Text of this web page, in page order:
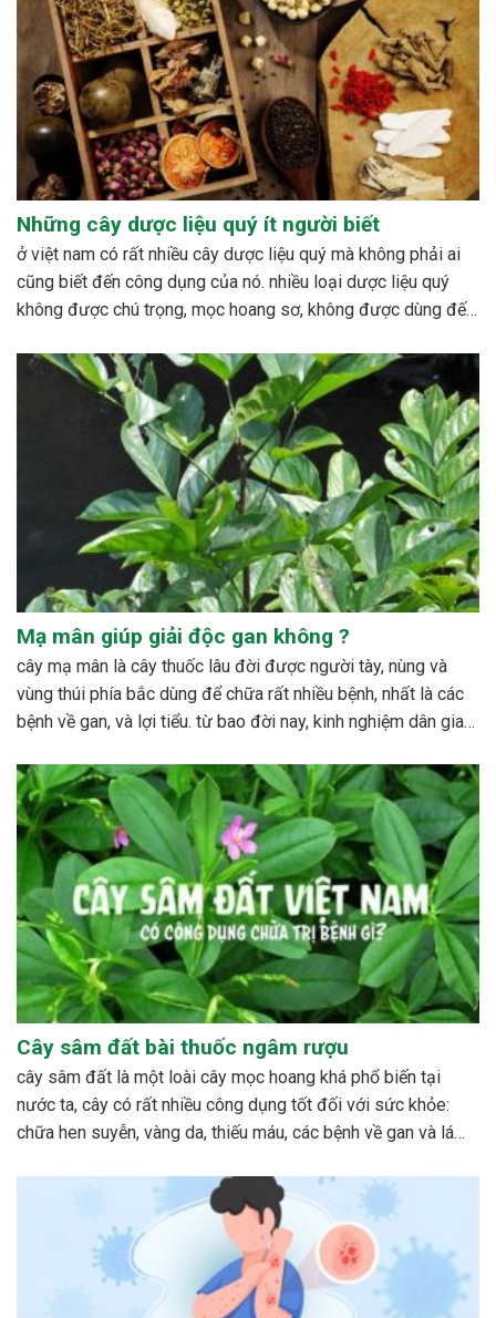
Những cây dược liệu quý ít người biết
ở việt nam có rất nhiều cây dược liệu quý mà không phải ai
cũng biết đến công dụng của nó. nhiều loại dược liệu quý
không được chú trọng, mọc hoang sơ, không được dùng đến,
Mạ mân giúp giải độc gan không ?
cây mạ mân là cây thuốc lâu đời được người tày, nùng và
vùng thúi phía bắc dùng để chữa rất nhiều bệnh, nhất là các
bệnh về gan, và lợi tiểu. từ bao đời nay, kinh nghiệm dân gian
Cây sâm đất bài thuốc ngâm rượu
cây sâm đất là một loài cây mọc hoang khá phổ biến tại
nước ta, cây có rất nhiều công dụng tốt đối với sức khỏe:
chữa hen suyễn, vàng da, thiếu máu, các bệnh về gan và lá